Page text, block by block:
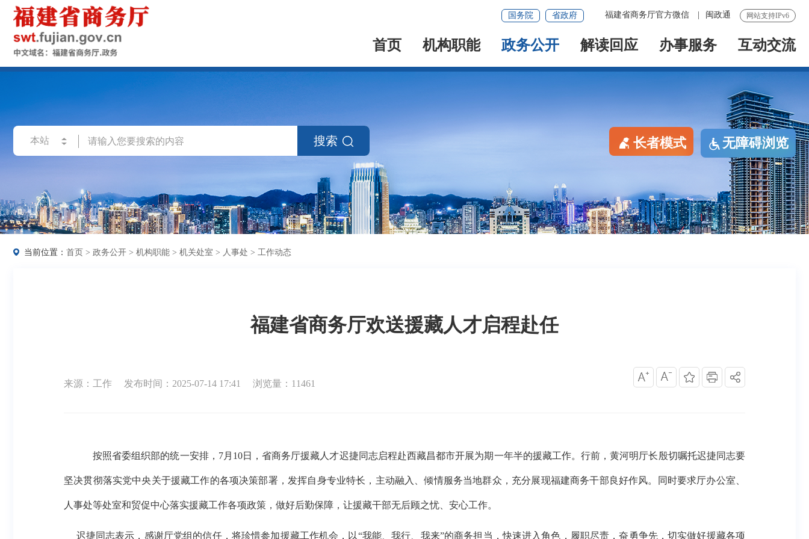
网站支持IPv6
福建省商务厅官方微信 闽政通
国务院 省政府
首页 机构职能 政务公开 解读回应 办事服务 互动交流
搜索 长者模式 无障碍浏览
当前位置： 首页 > 政务公开 > 机构职能 > 机关处室 > 人事处 > 工作动态
福建省商务厅欢送援藏人才启程赴任
来源：工作 发布时间：2025-07-14 17:41 浏览量：11461
按照省委组织部的统一安排， 7月10日，省商务厅援藏人才迟捷同志启程赴西藏昌都市开展为期一年半的援藏工作。行前，黄河明厅长殷切嘱托迟捷同志要
坚决贯彻落实党中央关于援藏工作的各项决策部署，发挥自身专业特长，主动融入、倾情服务当地群众，充分展现福建商务干部良好作风。同时要求厅办公室、
人事处等处室和贸促中心落实援藏工作各项政策，做好后勤保障，让援藏干部无后顾之忧、安心工作。
迟捷同志表示，感谢厅党组的信任，将珍惜参加援藏工作机会，以“我能、我行、我来”的商务担当，快速进入角色，履职尽责，奋勇争先，切实做好援藏各项